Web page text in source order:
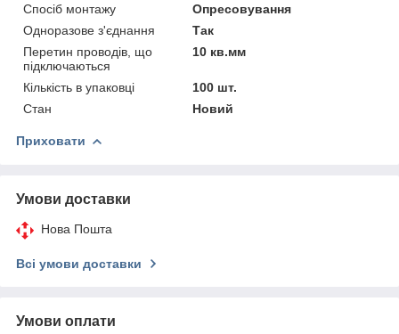
Спосіб монтажу
Опресовування
Одноразове з'єднання
Так
Перетин проводів, що
підключаються
10 кв.мм
Кількість в упаковці
100 шт.
Стан
Новий
Приховати
Умови доставки
Нова Пошта
Всі умови доставки
Умови оплати